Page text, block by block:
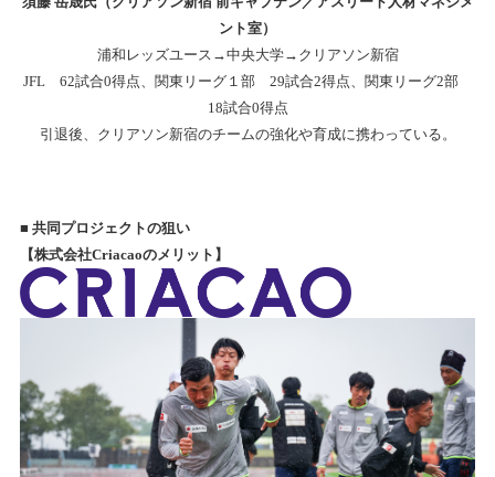
ント室）
浦和レッズユース→中央大学→クリアソン新宿
JFL62試合0得点、関東リーグ１部 29試合2得点、関東リーグ2部
18試合0得点
引退後、クリアソン新宿のチームの強化や育成に携わっている。
■共同プロジェクトの狙い
【株式会社Criacaoのメリット】